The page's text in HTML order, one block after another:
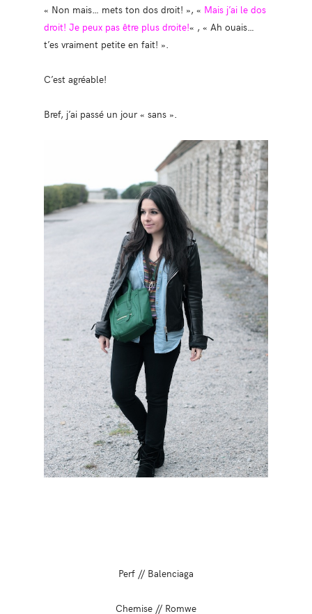
« Non mais… mets ton dos droit! », « Mais j’ai le dos
droit! Je peux pas être plus droite!« , « Ah ouais…
t’es vraiment petite en fait! ».
C’est agréable!
Bref, j’ai passé un jour « sans ».
Perf // Balenciaga
Chemise // Romwe